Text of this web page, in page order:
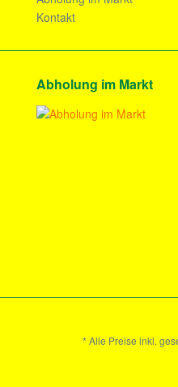
Kontakt
Abholung im Markt
* Alle Preise inkl.